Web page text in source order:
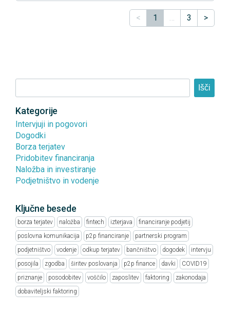
< 1 … 3 >
Išči
Kategorije
Intervjuji in pogovori
Dogodki
Borza terjatev
Pridobitev financiranja
Naložba in investiranje
Podjetništvo in vodenje
Ključne besede
borza terjatev naložba fintech izterjava
financiranje podjetij
poslovna komunikacija
p2p financiranje
partnerski program
podjetništvo
vodenje odkup terjatev bančništvo dogodek
intervju
posojila
zgodba širitev poslovanja p2p finance davki
COVID19
priznanje
posodobitev voščilo zaposlitev faktoring
zakonodaja
dobaviteljski faktoring